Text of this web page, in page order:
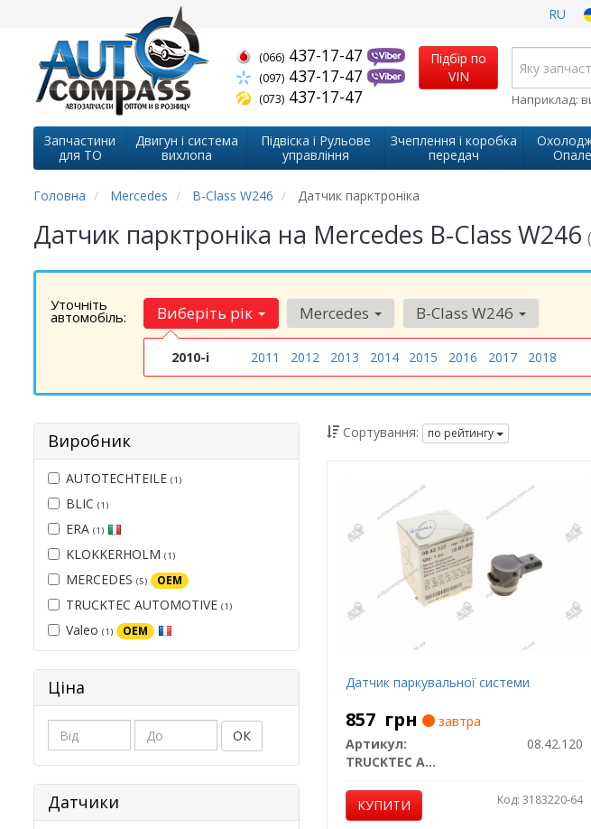
RU
(066) 437-17-47
(097) 437-17-47
(073) 437-17-47
Підбір по
VIN
Наприклад:
Запчастини
для ТО
Двигун і система
вихлопа
Підвіска і Рульове
управління
Зчеплення і коробка
передач
Головна Mercedes B-Class W246 Датчик парктроніка
Датчик парктроніка на Mercedes B-Class W246
Уточніть
автомобіль: Виберіть рік
2010-і 2011 2012 2013 2014 2015 2016 2017 2018
Mercedes B-Class W246
Виробник
AUTOTECHTEILE (1)
BLIC (1)
ERA (1)
KLOKKERHOLM (1)
MERCEDES (5) OEM
TRUCKTEC AUTOMOTIVE (1)
Valeo (1) OEM
Ціна
ОК
Датчики
Сортування: по рейтингу
Датчик паркувальної системи
857 грн
завтра
Артикул:
08.42.120
TRUCKTEC AUTOMOTIVE
КУПИТИ Код: 3183220-64